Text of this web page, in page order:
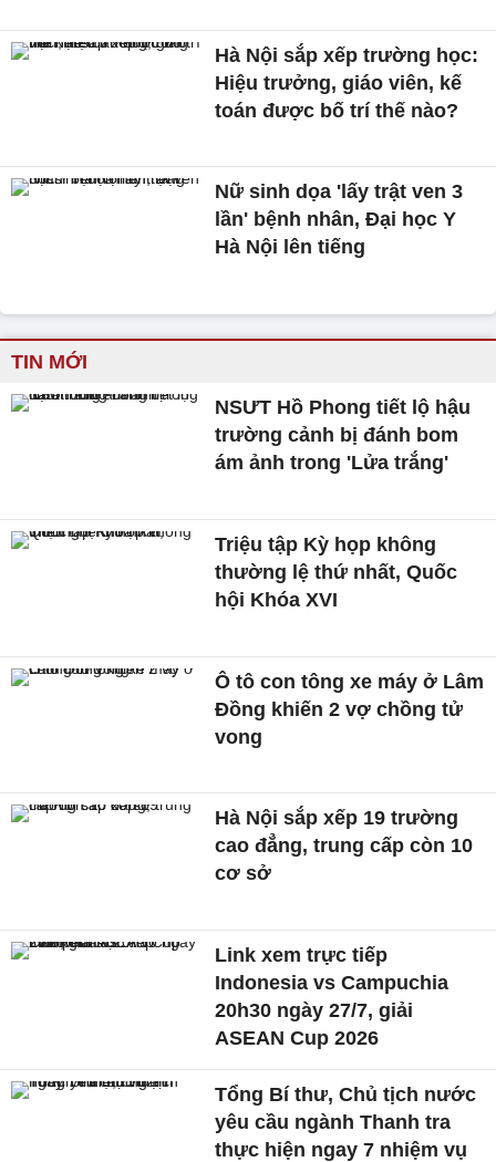
Hà Nội sắp xếp trường học:
Hiệu trưởng, giáo viên, kế
toán được bố trí thế nào?
Nữ sinh dọa 'lấy trật ven 3
lần' bệnh nhân, Đại học Y
Hà Nội lên tiếng
TIN MỚI
NSƯT Hồ Phong tiết lộ hậu
trường cảnh bị đánh bom
ám ảnh trong 'Lửa trắng'
Triệu tập Kỳ họp không
thường lệ thứ nhất, Quốc
hội Khóa XVI
Ô tô con tông xe máy ở Lâm
Đồng khiến 2 vợ chồng tử
vong
Hà Nội sắp xếp 19 trường
cao đẳng, trung cấp còn 10
cơ sở
Link xem trực tiếp
Indonesia vs Campuchia
20h30 ngày 27/7, giải
ASEAN Cup 2026
Tổng Bí thư, Chủ tịch nước
yêu cầu ngành Thanh tra
thực hiện ngay 7 nhiệm vụ